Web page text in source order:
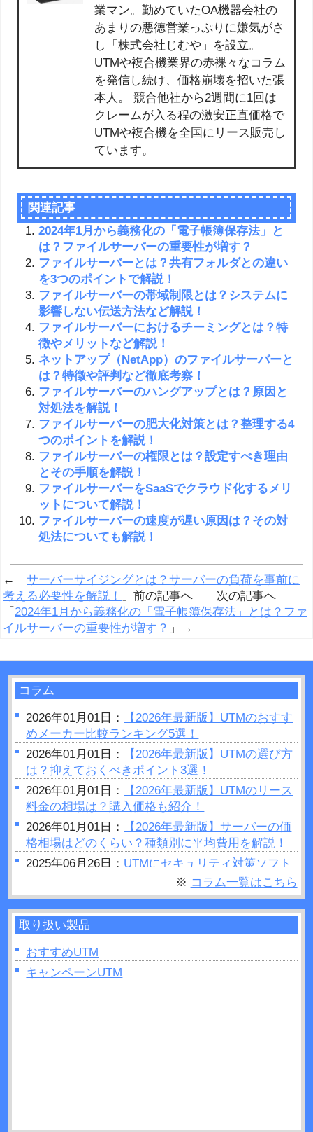
業マン。勤めていたOA機器会社の
あまりの悪徳営業っぷりに嫌気がさ
し「株式会社じむや」を設立。
UTMや複合機業界の赤裸々なコラム
を発信し続け、価格崩壊を招いた張
本人。 競合他社から2週間に1回は
クレームが入る程の激安正直価格で
UTMや複合機を全国にリース販売し
ています。
関連記事
2024年1月から義務化の「電子帳簿保存法」と
は？ファイルサーバーの重要性が増す？
ファイルサーバーとは？共有フォルダとの違い
を3つのポイントで解説！
ファイルサーバーの帯域制限とは？システムに
影響しない伝送方法など解説！
ファイルサーバーにおけるチーミングとは？特
徴やメリットなど解説！
ネットアップ（NetApp）のファイルサーバーと
は？特徴や評判など徹底考察！
ファイルサーバーのハングアップとは？原因と
対処法を解説！
ファイルサーバーの肥大化対策とは？整理する4
つのポイントを解説！
ファイルサーバーの権限とは？設定すべき理由
とその手順を解説！
ファイルサーバーをSaaSでクラウド化するメリ
ットについて解説！
ファイルサーバーの速度が遅い原因は？その対
処法についても解説！
←「 サーバーサイジングとは？サーバーの負荷を事前に
考える必要性を解説！
」前の記事へ 次の記事へ
「 2024年1月から義務化の「電子帳簿保存法」とは？ファ
イルサーバーの重要性が増す？ 」→
コラム
2026年01月01日：
【2026年最新版】UTMのおすす
めメーカー比較ランキング5選！
2026年01月01日：
【2026年最新版】UTMの選び方
は？抑えておくべきポイント3選！
2026年01月01日：
【2026年最新版】UTMのリース
料金の相場は？購入価格も紹介！
2026年01月01日：
【2026年最新版】サーバーの価
格相場はどのくらい？種類別に平均費用を解説！
2025年06月26日： UTMにセキュリティ対策ソフト
はいらない？結論：必要です
2025年06月25日：セキュリティホールとは？被害
事例や対策方法などについて解説！
2025年06月23日：UTMの設定手順は？変更方法や
費用・メンテナンスについて解説！
2025年06月11日：
※ コラム一覧はこちら
取り扱い製品
おすすめUTM
キャンペーンUTM